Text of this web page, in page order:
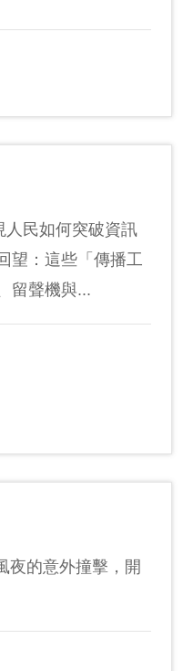
人民如何突破資訊
望：這些「傳播工
留聲機與...
的意外撞擊，開